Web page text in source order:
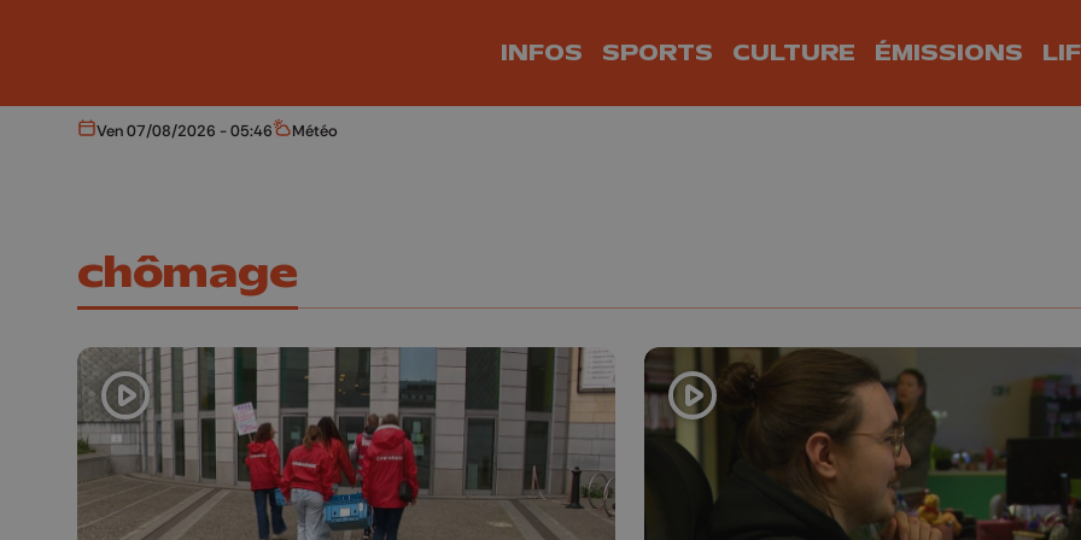
INFOS SPORTS CULTURE ÉMISSIONS
Aujourd'hui
Ven 07/08/2026 - 05:46 Météo
Météo
chômage